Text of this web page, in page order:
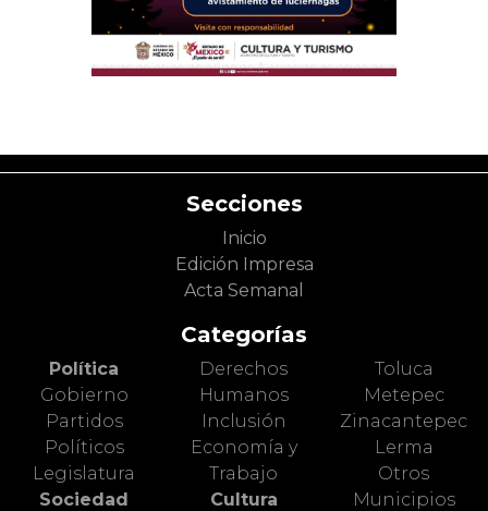
Secciones
Inicio
Edición Impresa
Acta Semanal
Categorías
Política
Gobierno
Partidos
Políticos
Legislatura
Sociedad
Derechos
Humanos
Inclusión
Economía y
Trabajo
Cultura
Toluca
Metepec
Zinacantepec
Lerma
Otros
Municipios